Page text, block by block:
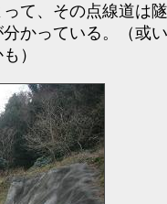
て、その点線道は
かっている。（或
）